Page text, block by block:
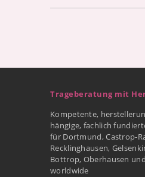
Trageberatung mit
Kompetente,
hängige, fachlich
für Dortmund, Castrop-
Recklinghausen,
Bottrop, Oberhausen
worldwide